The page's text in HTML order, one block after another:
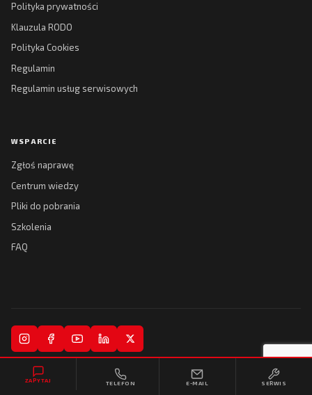
ZAPYTAJ TELEFON E-MAIL SERWIS
Polityka prywatności
Klauzula RODO
Polityka Cookies
Regulamin
Regulamin usług serwisowych
WSPARCIE
Zgłoś naprawę
Centrum wiedzy
Pliki do pobrania
Szkolenia
FAQ
© 2026 Kreski Spółka Jawna. Wszelkie prawa zastrzeżone.
Polityka prywatności